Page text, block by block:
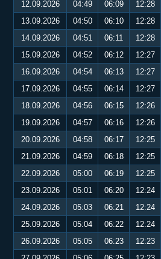
12.09.2026
04:49 06:09 12:28
13.09.2026
04:50 06:10 12:28
14.09.2026
04:51 06:11 12:28
15.09.2026
04:52 06:12 12:27
16.09.2026
04:54 06:13 12:27
17.09.2026
04:55 06:14 12:27
18.09.2026
04:56 06:15 12:26
19.09.2026
04:57 06:16 12:26
20.09.2026
04:58 06:17 12:25
21.09.2026
04:59 06:18 12:25
22.09.2026
05:00 06:19 12:25
23.09.2026
05:01 06:20 12:24
24.09.2026
05:03 06:21 12:24
25.09.2026
05:04 06:22 12:24
26.09.2026
05:05 06:23 12:23